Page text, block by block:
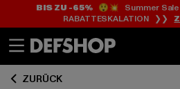
Zum
Zum
BIS ZU -65%😲💥 Summer
RABATTESKALATION ❯❯
ZURÜCK